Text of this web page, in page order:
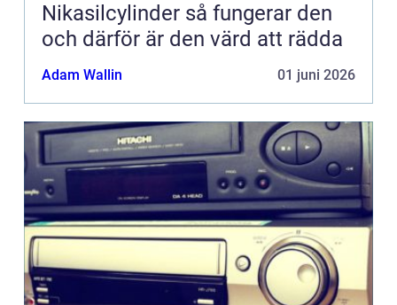
Nikasilcylinder så fungerar den
och därför är den värd att rädda
Adam Wallin 01 juni 2026